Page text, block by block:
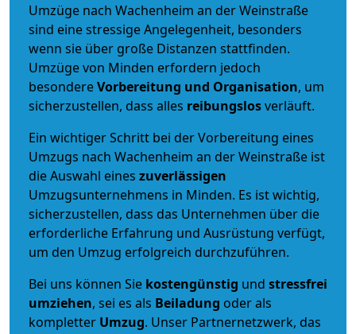
Umzüge nach Wachenheim an der Weinstraße
sind eine stressige Angelegenheit, besonders
wenn sie über große Distanzen stattfinden.
Umzüge von Minden erfordern jedoch
besondereVorbereitung und Organisation, um
sicherzustellen, dass alles reibungslosverläuft.
Ein wichtiger Schritt bei der Vorbereitung eines
Umzugs nach Wachenheim an der Weinstraße ist
die Auswahl eines zuverlässigen
Umzugsunternehmens in Minden. Es ist wichtig,
sicherzustellen, dass das Unternehmen über die
erforderliche Erfahrung und Ausrüstung verfügt,
um den Umzug erfolgreich durchzuführen.
Bei uns können Sie kostengünstig und stressfrei
umziehen, sei es als Beiladung oder als
kompletter Umzug. Unser Partnernetzwerk, das